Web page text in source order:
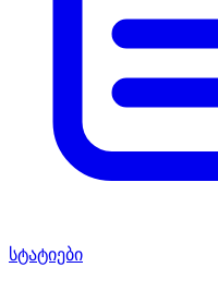
სტატიები